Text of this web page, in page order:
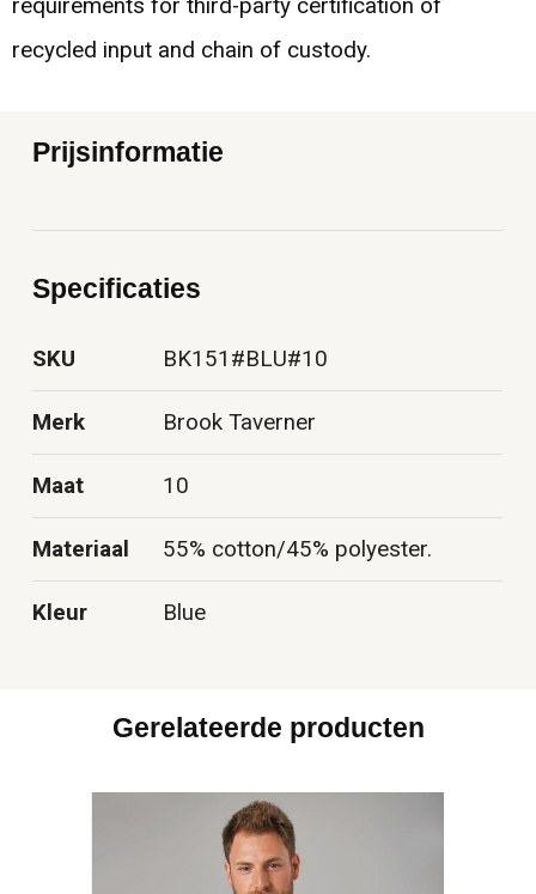
requirements for third-party certification of
recycled input and chain of custody.
Prijsinformatie
Specificaties
SKU BK151#BLU#10
Merk Brook Taverner
Maat 10
Materiaal 55% cotton/45% polyester.
Kleur Blue
Gerelateerde producten